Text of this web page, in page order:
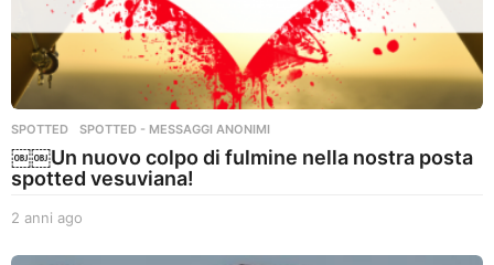
SPOTTED ,SPOTTED - MESSAGGI ANONIMI
￼￼Un nuovo colpo di fulmine nella nostra posta
spotted vesuviana!
2 anni ago
n